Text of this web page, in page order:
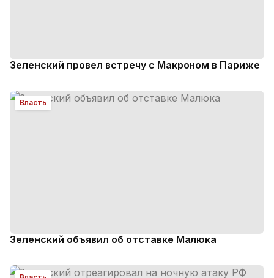
Зеленский провел встречу с Макроном в Париже
Власть
Зеленский объявил об отставке Малюка